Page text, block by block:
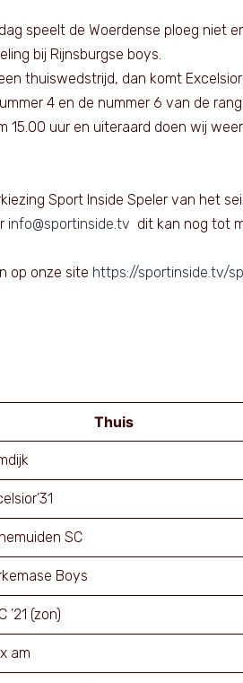
speelt de Woerdense ploeg niet
bij Rijnsburgse boys.
thuiswedstrijd, dan komt Excelsior
4 en de nummer 6 van de
15.00 uur en uiteraard doen wij
Sport Inside Speler van het
info@sportinside.tv dit kan nog tot
op onze site https://sportinside.tv/
Thuis
SC
Boys
’21 (zon)
am